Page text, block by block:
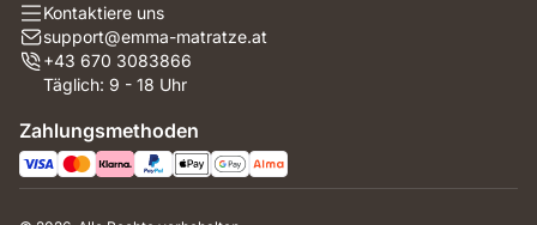
Kontaktiere uns
support@emma-matratze.at
+43 670 3083866
Täglich: 9 - 18 Uhr
Zahlungsmethoden